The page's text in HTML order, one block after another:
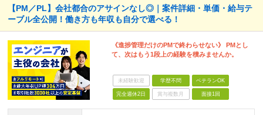
【PM／PL】会社都合のアサインなし◎｜案件詳細・単価・給与テ
ーブル全公開！働き方も年収も自分で選べる！
《進捗管理だけのPMで終わらせない》 PMとし
て、次はもう1段上の経験を積みませんか。
未経験歓迎 学歴不問 ベテランOK
完全週休2日 賞与複数月 面接1回